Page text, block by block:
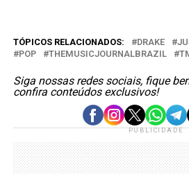
TÓPICOS RELACIONADOS: DRAKE
POP
THEMUSICJOURNALBRAZIL
Siga nossas redes sociais, fique
confira conteúdos exclusivos!
PUBLICIDADE